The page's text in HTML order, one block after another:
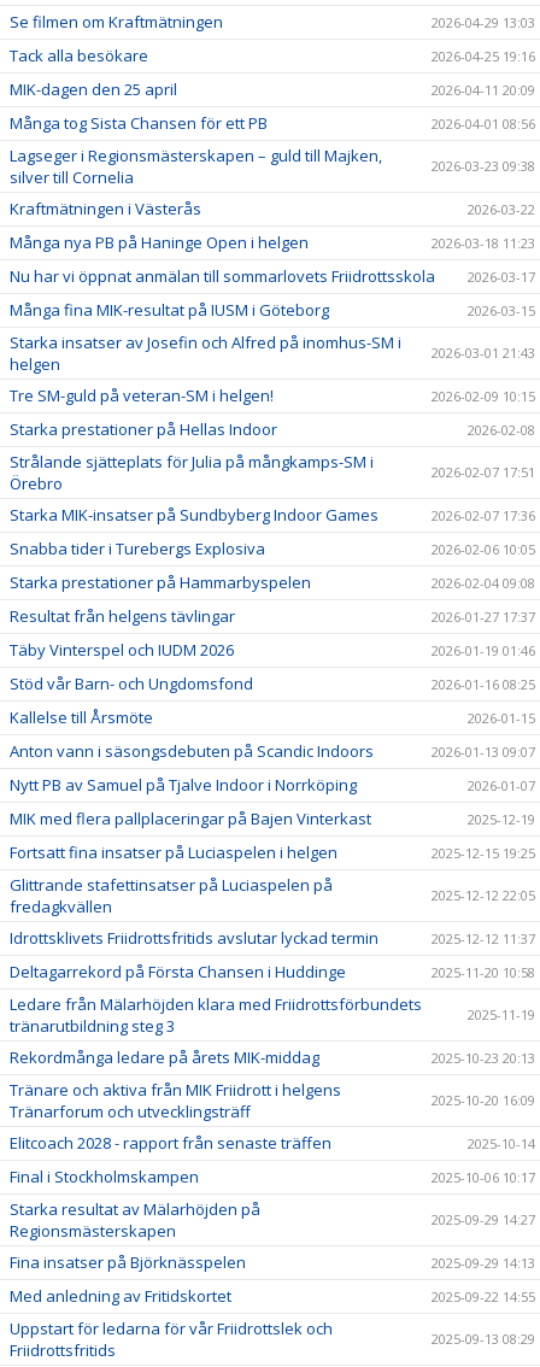
Se filmen om Kraftmätningen 2026-04-29 13:03
Tack alla besökare 2026-04-25 19:16
MIK-dagen den 25 april 2026-04-11 20:09
Många tog Sista Chansen för ett PB 2026-04-01 08:56
Lagseger i Regionsmästerskapen – guld till Majken,
silver till Cornelia
2026-03-23 09:38
Kraftmätningen i Västerås 2026-03-22
Många nya PB på Haninge Open i helgen 2026-03-18 11:23
Nu har vi öppnat anmälan till sommarlovets Friidrottsskola 2026-03-17
Många fina MIK-resultat på IUSM i Göteborg 2026-03-15
Starka insatser av Josefin och Alfred på inomhus-SM i
helgen
2026-03-01 21:43
Tre SM-guld på veteran-SM i helgen! 2026-02-09 10:15
Starka prestationer på Hellas Indoor 2026-02-08
Strålande sjätteplats för Julia på mångkamps-SM i
Örebro
2026-02-07 17:51
Starka MIK-insatser på Sundbyberg Indoor Games 2026-02-07 17:36
Snabba tider i Turebergs Explosiva 2026-02-06 10:05
Starka prestationer på Hammarbyspelen 2026-02-04 09:08
Resultat från helgens tävlingar 2026-01-27 17:37
Täby Vinterspel och IUDM 2026 2026-01-19 01:46
Stöd vår Barn- och Ungdomsfond 2026-01-16 08:25
Kallelse till Årsmöte 2026-01-15
Anton vann i säsongsdebuten på Scandic Indoors 2026-01-13 09:07
Nytt PB av Samuel på Tjalve Indoor i Norrköping 2026-01-07
MIK med flera pallplaceringar på Bajen Vinterkast 2025-12-19
Fortsatt fina insatser på Luciaspelen i helgen 2025-12-15 19:25
Glittrande stafettinsatser på Luciaspelen på
fredagkvällen
2025-12-12 22:05
Idrottsklivets Friidrottsfritids avslutar lyckad termin 2025-12-12 11:37
Deltagarrekord på Första Chansen i Huddinge 2025-11-20 10:58
Ledare från Mälarhöjden klara med Friidrottsförbundets
tränarutbildning steg 3
2025-11-19
Rekordmånga ledare på årets MIK-middag 2025-10-23 20:13
Tränare och aktiva från MIK Friidrott i helgens
Tränarforum och utvecklingsträff
2025-10-20 16:09
Elitcoach 2028 - rapport från senaste träffen 2025-10-14
Final i Stockholmskampen 2025-10-06 10:17
Starka resultat av Mälarhöjden på
Regionsmästerskapen
2025-09-29 14:27
Fina insatser på Björknässpelen 2025-09-29 14:13
Med anledning av Fritidskortet 2025-09-22 14:55
Uppstart för ledarna för vår Friidrottslek och
Friidrottsfritids
2025-09-13 08:29